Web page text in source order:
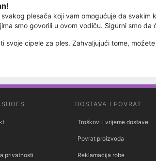
plesača koji vam omogućuje da
smo govorili u ovom vodiču. Sigurni smo
svoje cipele za ples. Zahvaljujući tome,
privatnosti
DOSTAVA I POVRAT
Troškovi i vrijeme dostave
Povrat proizvoda
Reklamacija robe